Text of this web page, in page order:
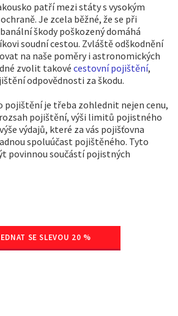
patří mezi státy s vysokým
Je zcela běžné, že se při
škody poškozený domáhá
soudní cestou. Zvláště odškodnění
na naše poměry i astronomických
zvolit takové cestovní pojištění,
odpovědnosti za škodu.
pojištění je třeba zohlednit nejen cenu,
pojištění, výši limitů pojistného
výdajů, které za vás pojišťovna
spoluúčast pojištěného. Tyto
povinnou součástí pojistných
SE SLEVOU 20 %